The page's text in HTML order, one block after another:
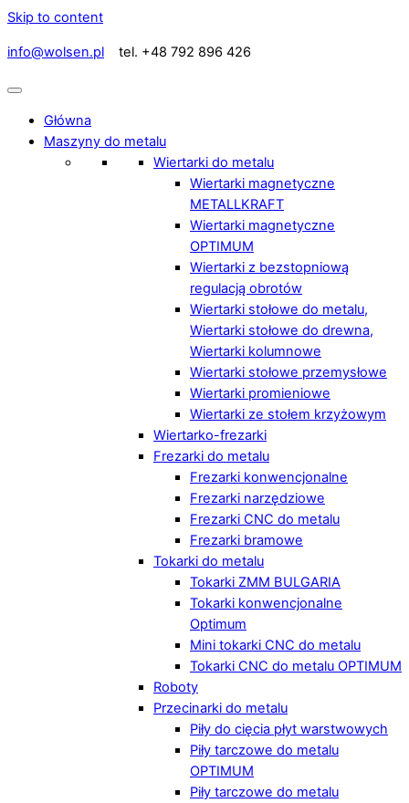
Skip to content
info@wolsen.pl tel. +48 792 896 426
Główna
Maszyny do metalu
Wiertarki do metalu
Wiertarki magnetyczne
METALLKRAFT
Wiertarki magnetyczne
OPTIMUM
Wiertarki z bezstopniową
regulacją obrotów
Wiertarki stołowe do metalu,
Wiertarki stołowe do drewna,
Wiertarki kolumnowe
Wiertarki stołowe przemysłowe
Wiertarki promieniowe
Wiertarki ze stołem krzyżowym
Wiertarko-frezarki
Frezarki do metalu
Frezarki konwencjonalne
Frezarki narzędziowe
Frezarki CNC do metalu
Frezarki bramowe
Tokarki do metalu
Tokarki ZMM BULGARIA
Tokarki konwencjonalne
Optimum
Mini tokarki CNC do metalu
Tokarki CNC do metalu OPTIMUM
Roboty
Przecinarki do metalu
Piły do cięcia płyt warstwowych
Piły tarczowe do metalu
OPTIMUM
Piły tarczowe do metalu